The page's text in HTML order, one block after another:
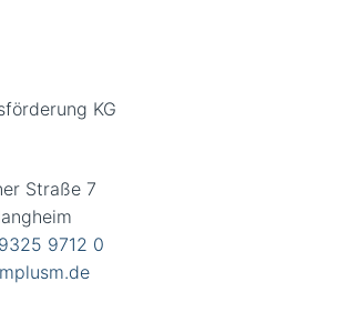
KG
Straße 7
9712 0